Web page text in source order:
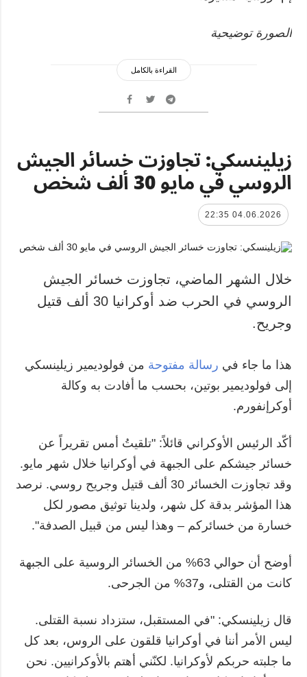
الصورة توضيحية
القراءة بالكامل
زيلينسكي: تجاوزت خسائر الجيش
الروسي في مايو 30 ألف شخص
04.06.2026 22:35
خلال الشهر الماضي، تجاوزت خسائر الجيش
الروسي في الحرب ضد أوكرانيا 30 ألف قتيل
وجريح.
هذا ما جاء في رسالة مفتوحة من فولوديمير زيلينسكي
إلى فولوديمير بوتين، بحسب ما أفادت به وكالة
أوكرإنفورم.
أكّد الرئيس الأوكراني قائلاً: "تلقيتُ أمس تقريراً عن
خسائر جيشكم على الجبهة في أوكرانيا خلال شهر مايو.
وقد تجاوزت الخسائر 30 ألف قتيل وجريح روسي. نرصد
هذا المؤشر بدقة كل شهر، ولدينا توثيق مصور لكل
خسارة من خسائركم – وهذا ليس من قبيل الصدفة".
أوضح أن حوالي 63% من الخسائر الروسية على الجبهة
كانت من القتلى، و37% من الجرحى.
قال زيلينسكي: "في المستقبل، ستزداد نسبة القتلى.
ليس الأمر أننا في أوكرانيا قلقون على الروس، بعد كل
ما جلبته حربكم لأوكرانيا. لكنّني أهتم بالأوكرانيين. نحن